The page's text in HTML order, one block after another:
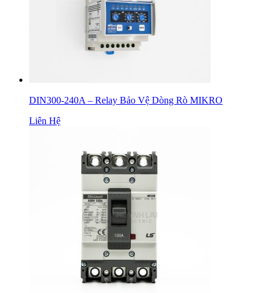
DIN300-240A – Relay Bảo Vệ Dòng Rò MIKRO
Liên Hệ